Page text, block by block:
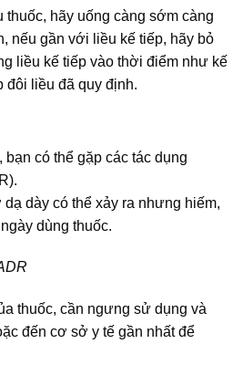
thuốc, hãy uống càng sớm càng
nếu gần với liều kế tiếp, hãy bỏ
liều kế tiếp vào thời điểm như kế
đôi liều đã quy định.
có thể gặp các tác dụng
dày có thể xảy ra nhưng hiếm,
dùng thuốc.
thuốc, cần ngưng sử dụng và
đến cơ sở y tế gần nhất để